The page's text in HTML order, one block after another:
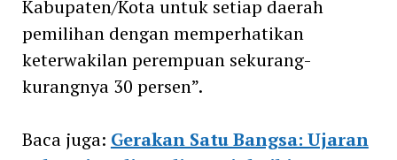
Kabupaten/Kota untuk setiap daerah
pemilihan dengan memperhatikan
keterwakilan perempuan sekurang-
kurangnya 30 persen”.
Baca juga: Gerakan Satu Bangsa: Ujaran